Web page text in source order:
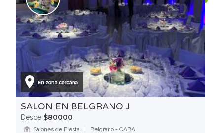
SALON EN BELGRANO J
Desde $80000
Salones de Fiesta
Belgrano - CABA